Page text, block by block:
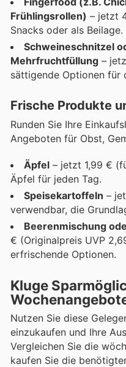
Frühlingsrollen) – jetzt
Snacks oder als Beilage.
Schweineschnitzel
Mehrfruchtfüllung –
sättigende Optionen für
Frische Produkte
Runden Sie Ihre
Angeboten für Obst,
Äpfel – jetzt 1,99 €
Äpfel für jeden Tag.
Speisekartoffeln –
verwendbar, die
Beerenmischung
€ (Originalpreis UVP
erfrischende Optionen.
Kluge
Nutzen Sie diese
einzukaufen und Ihre
Vergleichen Sie die
kaufen Sie die